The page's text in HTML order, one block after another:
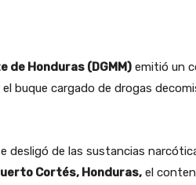
de Honduras (DGMM) emitió un
buque cargado de drogas
desligó de las sustancias
Cortés, Honduras, el